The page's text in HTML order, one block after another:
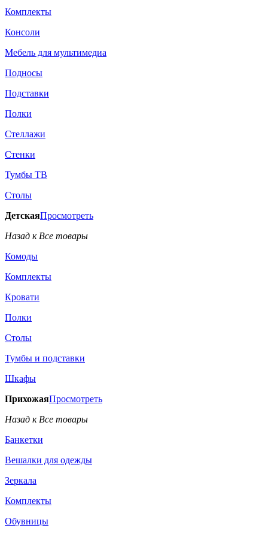
Комплекты
Консоли
Мебель для мультимедиа
Подносы
Подставки
Полки
Стеллажи
Стенки
Тумбы ТВ
Столы
ДетскаяПросмотреть
Назад к Все товары
Комоды
Комплекты
Кровати
Полки
Столы
Тумбы и подставки
Шкафы
ПрихожаяПросмотреть
Назад к Все товары
Банкетки
Вешалки для одежды
Зеркала
Комплекты
Обувницы